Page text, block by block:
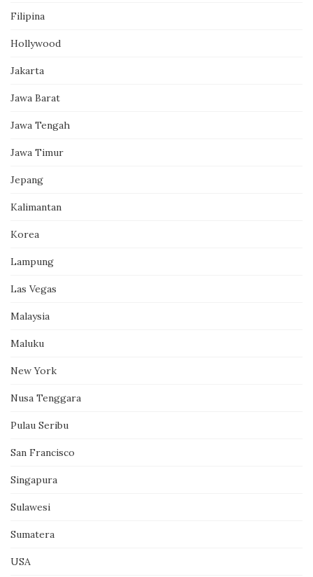
Filipina
Hollywood
Jakarta
Jawa Barat
Jawa Tengah
Jawa Timur
Jepang
Kalimantan
Korea
Lampung
Las Vegas
Malaysia
Maluku
New York
Nusa Tenggara
Pulau Seribu
San Francisco
Singapura
Sulawesi
Sumatera
USA